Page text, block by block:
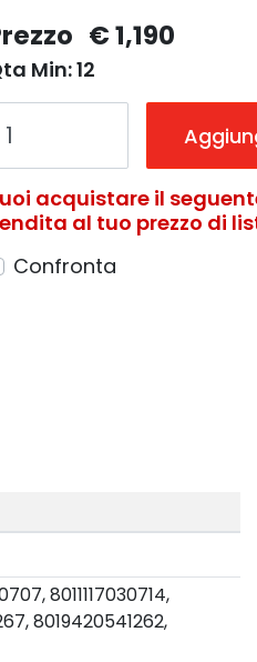
€ 1,190
Min: 12
acquistare il
al tuo prezzo di
Confronta
8011117030714,
8019420541262,